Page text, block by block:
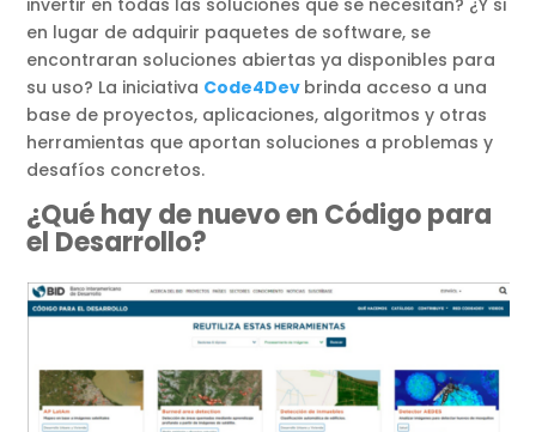
invertir en todas las soluciones que se necesitan? ¿Y si
en lugar de adquirir paquetes de software, se
encontraran soluciones abiertas ya disponibles para
su uso? La iniciativa Code4Dev brinda acceso a una
base de proyectos, aplicaciones, algoritmos y otras
herramientas que aportan soluciones a problemas y
desafíos concretos.
¿Qué hay de nuevo en Código para
el Desarrollo?